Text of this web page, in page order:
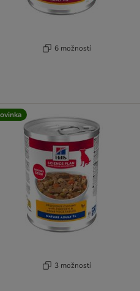
6 možností
3 možností